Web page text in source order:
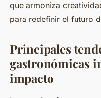
que armoniza
para redefinir el futuro
Principales
gastronómicas
impacto